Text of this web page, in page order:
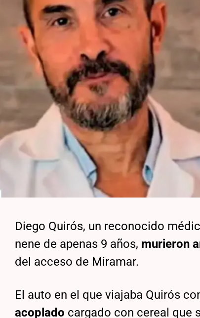
Diego Quirós, un reconocido
nene de apenas 9 años, murieron
del acceso de Miramar.
El auto en el que viajaba Quirós
acoplado cargado con cereal que